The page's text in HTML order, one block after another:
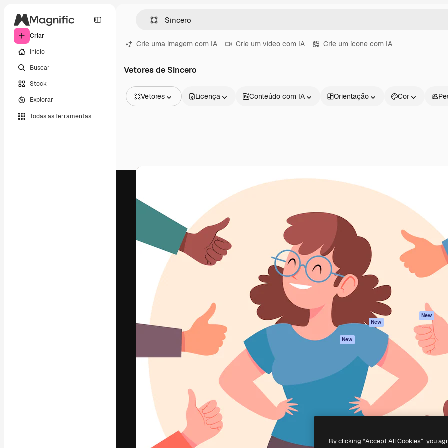
Criar
Início
Buscar
Stock
Explorar
Todas as ferramentas
Crie uma imagem com IA Crie um vídeo com IA Crie um ícone com IA
Vetores de Sincero
Vetores
Vídeos
Ícones
Modelos 3D
Licença Conteúdo com IA Orientação Cor
A plataforma criativa para você direcionar
seu melhor trabalho. Mais de 1 milhão de
assinantes entre criativos, empresas,
agências e estúdios.
Produtos
Spaces
Assistente de IA
Gerador de
imagens
Gerador de vídeos
Texto para voz
Conteúdo de stock
MCP para
Claude/ChatGPT
New
Agentes New
App móvel
Todas as
Começar
Academy
Documentação
Atendimento
Termos e
condições
privacidade
New
Política de
Central de
confiabilidade
Afiliados
Empresas
Copyright © 2010- Freepik Company S.L.U. Todos os direitos reservados.
By clicking “Accept All Cookies”, you